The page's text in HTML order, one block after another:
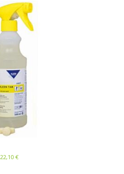
22,10 €